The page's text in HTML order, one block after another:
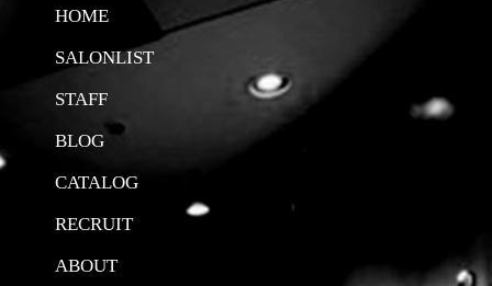
HOME
SALONLIST
STAFF
BLOG
CATALOG
RECRUIT
ABOUT